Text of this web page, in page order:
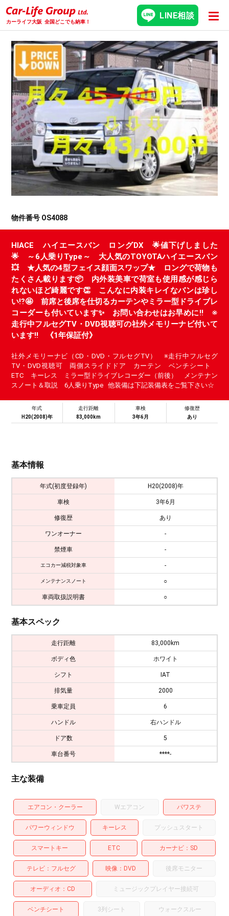
カーライフ大阪 全国どこでも納車！
LINE相談
物件番号 OS4088
HIACE ハイエースバン ロングDX 🌟値下げしました
🌟 ～6人乗りType～ 大人気のTOYOTAハイエースバン
💥 ★人気の4型フェイス顔面スワップ★ ロングで荷物も
たくさん載ります📦 内外装美車で荷室も使用感が感じら
れないほど綺麗です👏 こんなに内装キレイなバンは珍し
い⁉️🤩 前席と後席を仕切るカーテンやミラー型ドライブレ
コーダーも付いています✨ お問い合わせはお早めに!! ※
走行中フルセグTV・DVD視聴可の社外メモリーナビ付いて
います!! 《1年保証付》
社外メモリーナビ（CD・DVD・フルセグTV） ※走行中フルセグ
TV・DVD視聴可 両側スライドドア カーテン ベンチシート
ETC キーレス ミラー型ドライブレコーダー（前後） メンテナン
スノート＆取説 6人乗りType 他装備は下記装備表をご覧下さい☆
年式
H20(2008)年
走行距離
83,000km
車検
3年6月
修復歴
あり
基本情報
年式(初度登録年) H20(2008)年
車検 3年6月
修復歴 あり
ワンオーナー -
禁煙車 -
エコカー減税対象車 -
メンテナンスノート ○
車両取扱説明書 ○
基本スペック
走行距離 83,000km
ボディ色 ホワイト
シフト IAT
排気量 2000
乗車定員 6
ハンドル 右ハンドル
ドア数 5
車台番号 ****-
主な装備
エアコン・クーラー Wエアコン パワステ
パワーウィンドウ キーレス プッシュスタート
スマートキー ETC カーナビ SD
テレビ フルセグ 映像 DVD 後席モニター
オーディオ CD ミュージックプレイヤー接続可
ベンチシート 3列シート ウォークスルー